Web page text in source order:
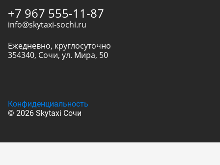
+7 967 555-11-87
info@skytaxi-sochi.ru
Ежедневно, круглосуточно
354340, Сочи, ул. Мира, 50
© 2026 Skytaxi Сочи
Конфиденциальность